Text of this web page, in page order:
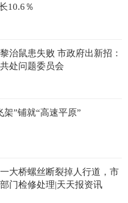
10.6％
治鼠患失败 市政府出新招：
处问题委员会
架”铺就“高速平原”
大桥螺丝断裂掉人行道，市
门检修处理|天天报资讯